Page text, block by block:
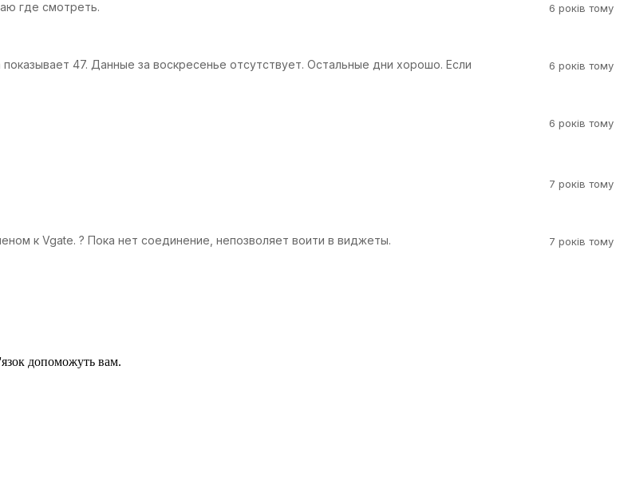
где смотреть. 6 років тому
47. Данные за воскресенье отсутствует. Остальные дни хорошо. Если
6 років тому
6 років тому
7 років тому
к Vgate. ? Пока нет соединение, непозволяет воити в виджеты. 7 років тому
допоможуть вам.